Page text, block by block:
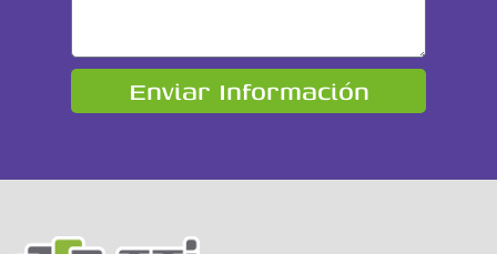
Enviar Información